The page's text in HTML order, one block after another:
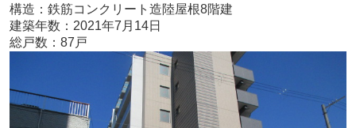
構造：鉄筋コンクリート造陸屋根8階建
建築年数：2021年7月14日
総戸数：87戸